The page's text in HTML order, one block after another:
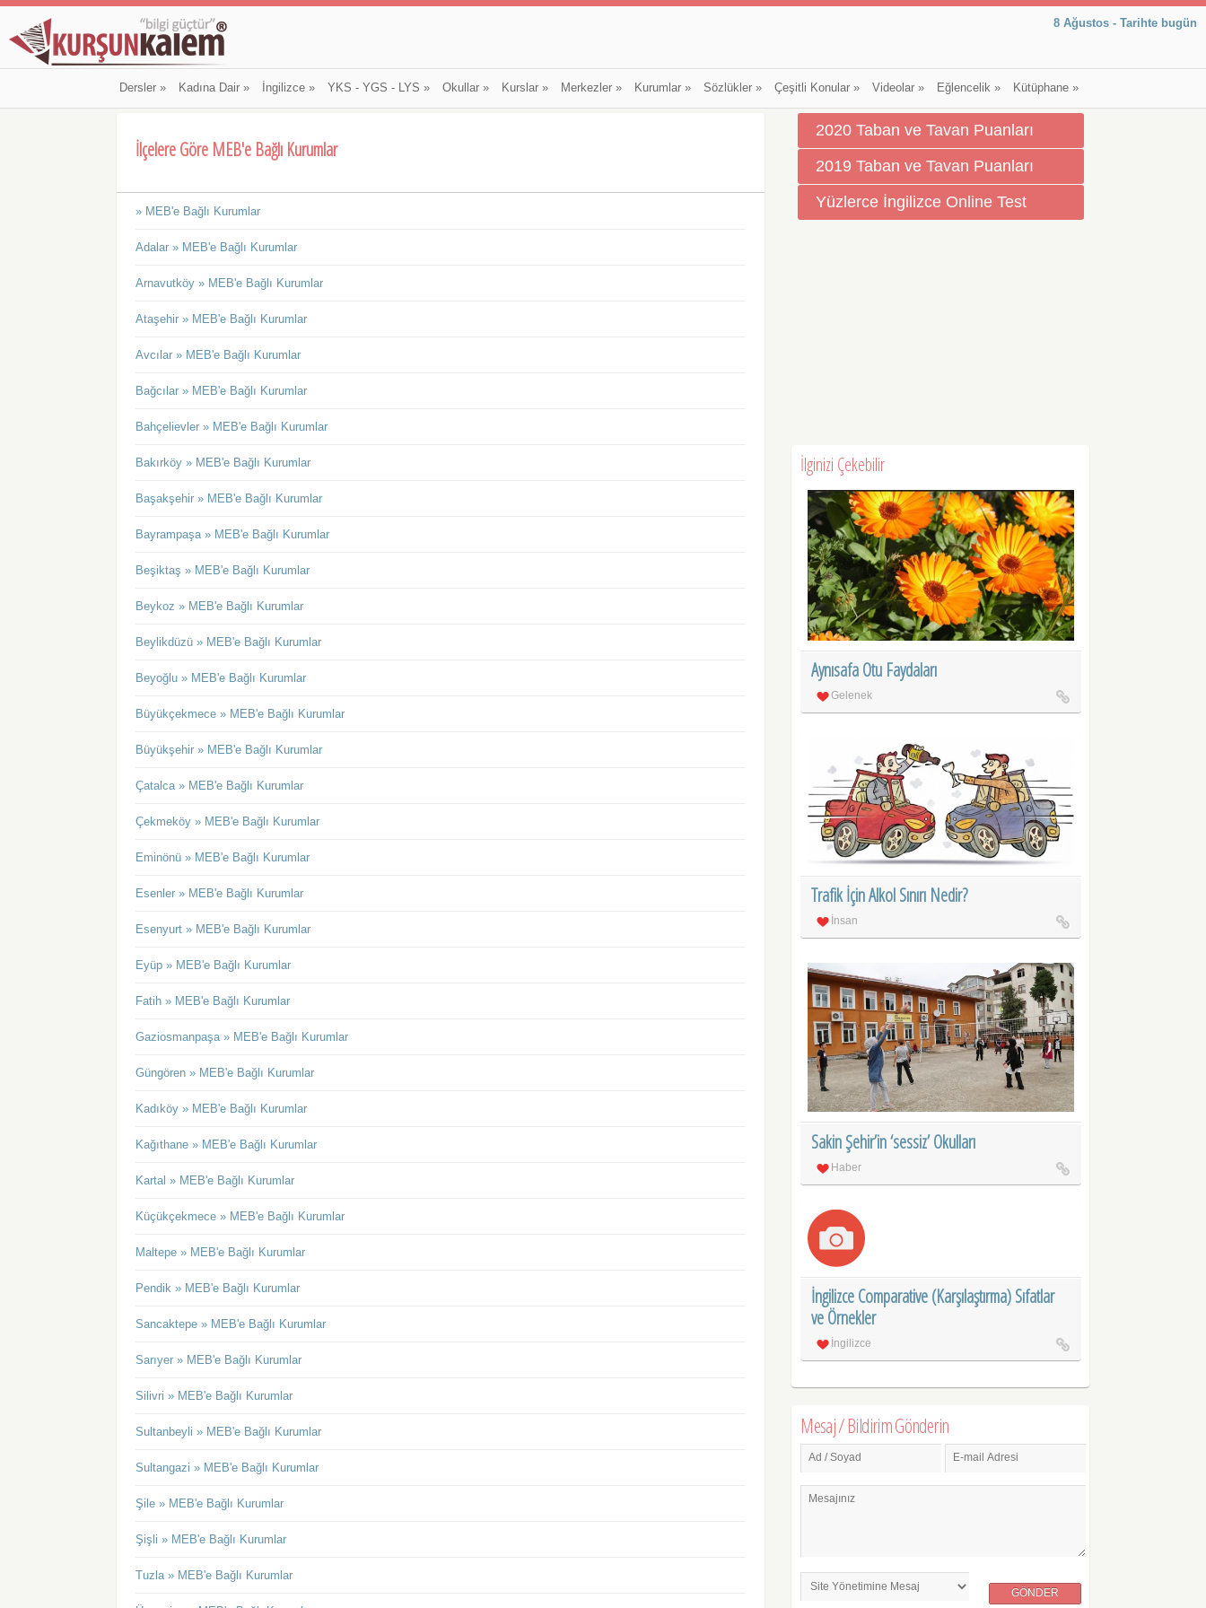
8 Ağustos - Tarihte bugün
Dersler» Kadına Dair» İngilizce» YKS - YGS - LYS » Okullar» Kurslar» Merkezler» Kurumlar» Sözlükler» Çeşitli Konular» Videolar» Eğlencelik» Kütüphane»
İlçelere Göre MEB'e Bağlı Kurumlar
» MEB'e Bağlı Kurumlar
Adalar » MEB'e Bağlı Kurumlar
Arnavutköy » MEB'e Bağlı Kurumlar
Ataşehir » MEB'e Bağlı Kurumlar
Avcılar » MEB'e Bağlı Kurumlar
Bağcılar » MEB'e Bağlı Kurumlar
Bahçelievler » MEB'e Bağlı Kurumlar
Bakırköy » MEB'e Bağlı Kurumlar
Başakşehir » MEB'e Bağlı Kurumlar
Bayrampaşa » MEB'e Bağlı Kurumlar
Beşiktaş » MEB'e Bağlı Kurumlar
Beykoz » MEB'e Bağlı Kurumlar
Beylikdüzü » MEB'e Bağlı Kurumlar
Beyoğlu » MEB'e Bağlı Kurumlar
Büyükçekmece » MEB'e Bağlı Kurumlar
Büyükşehir » MEB'e Bağlı Kurumlar
Çatalca » MEB'e Bağlı Kurumlar
Çekmeköy » MEB'e Bağlı Kurumlar
Eminönü » MEB'e Bağlı Kurumlar
Esenler » MEB'e Bağlı Kurumlar
Esenyurt » MEB'e Bağlı Kurumlar
Eyüp » MEB'e Bağlı Kurumlar
Fatih » MEB'e Bağlı Kurumlar
Gaziosmanpaşa » MEB'e Bağlı Kurumlar
Güngören » MEB'e Bağlı Kurumlar
Kadıköy » MEB'e Bağlı Kurumlar
Kağıthane » MEB'e Bağlı Kurumlar
Kartal » MEB'e Bağlı Kurumlar
Küçükçekmece » MEB'e Bağlı Kurumlar
Maltepe » MEB'e Bağlı Kurumlar
Pendik » MEB'e Bağlı Kurumlar
Sancaktepe » MEB'e Bağlı Kurumlar
Sarıyer » MEB'e Bağlı Kurumlar
Silivri » MEB'e Bağlı Kurumlar
Sultanbeyli » MEB'e Bağlı Kurumlar
Sultangazi » MEB'e Bağlı Kurumlar
Şile » MEB'e Bağlı Kurumlar
Şişli » MEB'e Bağlı Kurumlar
Tuzla » MEB'e Bağlı Kurumlar
2020 Taban ve Tavan Puanları
2019 Taban ve Tavan Puanları
Yüzlerce İngilizce Online Test
İlginizi Çekebilir
Aynısafa Otu Faydaları
Gelenek
Trafik İçin Alkol Sınırı Nedir?
İnsan
Sakin Şehir’in ‘sessiz’ Okulları
Haber
İngilizce Comparative (Karşılaştırma) Sıfatlar
ve Örnekler
İngilizce
Mesaj / Bildirim Gönderin
Ad / Soyad E-mail Adresi
Mesajınız
GÖNDER